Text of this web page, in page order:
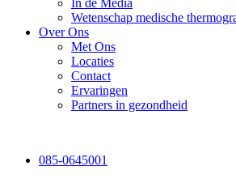
Wetenschap medische
Over Ons
Met Ons
Locaties
Contact
Ervaringen
Partners in gezondheid
085-0645001